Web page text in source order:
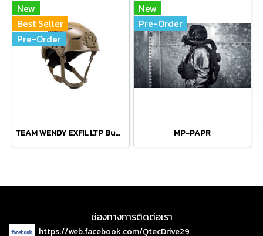
New
Best Seller
Pre-Order
TEAM WENDY EXFIL LTP Bump Helmet Rail 2.0
New
Pre-Order
MP-PAPR
ช่องทางการติดต่อเรา
https://web.facebook.com/QtecDrive29